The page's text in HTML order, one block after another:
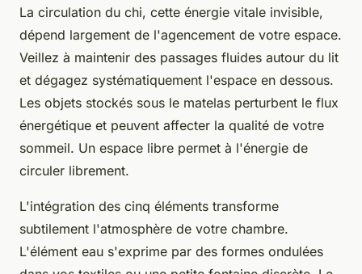
La circulation du chi, cette énergie vitale invisible,
dépend largement de l'agencement de votre espace.
Veillez à maintenir des passages fluides autour du lit
et dégagez systématiquement l'espace en dessous.
Les objets stockés sous le matelas perturbent le flux
énergétique et peuvent affecter la qualité de votre
sommeil. Un espace libre permet à l'énergie de
circuler librement.
L'intégration des cinq éléments transforme
subtilement l'atmosphère de votre chambre.
L'élément eau s'exprime par des formes ondulées